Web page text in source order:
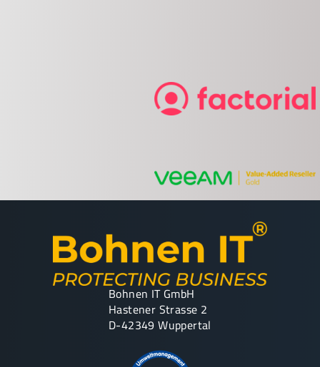
Bohnen IT GmbH
Hastener Strasse 2
D-42349 Wuppertal